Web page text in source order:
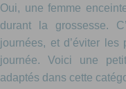
Oui, une femme
durant la grossesse.
journées, et d’éviter
journée. Voici une
adaptés dans cette